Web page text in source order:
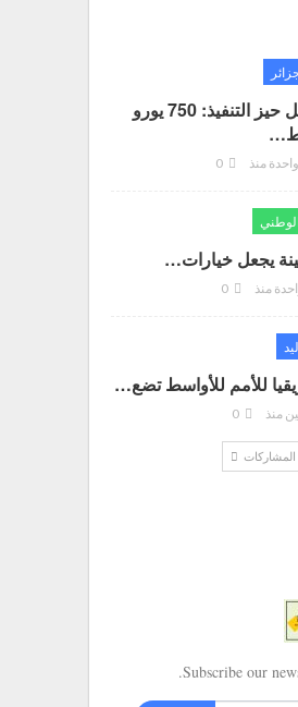
?منحة السفر الجديدة تدخل حيز التنفيذ: 750 يورو
منذ
يجعل خيارات…
منذ
للأمم للأواسط تضع…
منذ 0
Subscribe our